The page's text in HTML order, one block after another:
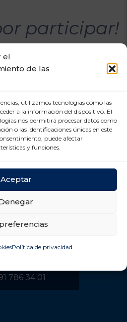
el
de las
utilizamos tecnologías como las
a la información del dispositivo. El
nos permitirá procesar datos como
o las identificaciones únicas en este
puede afectar
y funciones.
Aceptar
Política de privacidad
participar!
DE COSLADA
(Madrid)
786 34 01